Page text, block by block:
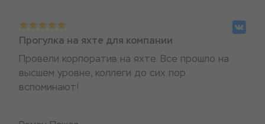
Прогулка на яхте для компании
Провели корпоратив на яхте. Все прошло на
высшем уровне, коллеги до сих пор
вспоминают!